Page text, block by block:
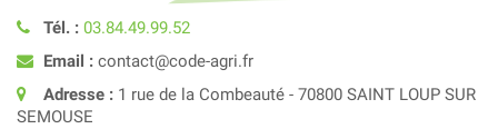
Tél. : 03.84.49.99.52
Email : contact@code-agri.fr
Adresse : 1 rue de la Combeauté - 70800 SAINT LOUP SUR
SEMOUSE